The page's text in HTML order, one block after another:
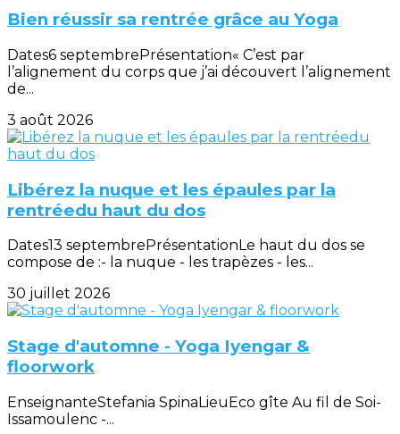
Bien réussir sa rentrée grâce au Yoga
Dates6 septembrePrésentation« C’est par
l’alignement du corps que j’ai découvert l’alignement
de...
3 août 2026
Libérez la nuque et les épaules par la
rentréedu haut du dos
Dates13 septembrePrésentationLe haut du dos se
compose de :- la nuque - les trapèzes - les...
30 juillet 2026
Stage d'automne - Yoga Iyengar &
floorwork
EnseignanteStefania SpinaLieuEco gîte Au fil de Soi-
Issamoulenc -...